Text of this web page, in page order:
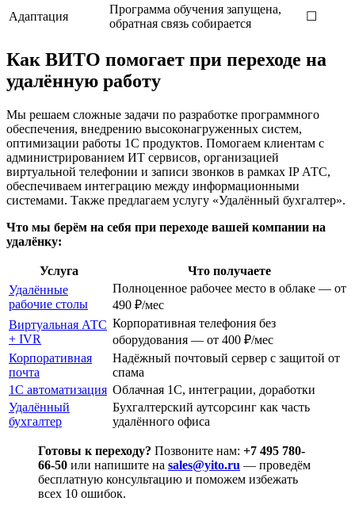
Адаптация
Программа обучения запущена,
обратная связь собирается
☐
Как ВИТО помогает при переходе на
удалённую работу
Мы решаем сложные задачи по разработке программного
обеспечения, внедрению высоконагруженных систем,
оптимизации работы 1С продуктов. Помогаем клиентам с
администрированием ИТ сервисов, организацией
виртуальной телефонии и записи звонков в рамках IP АТС,
обеспечиваем интеграцию между информационными
системами. Также предлагаем услугу «Удалённый бухгалтер».
Что мы берём на себя при переходе вашей компании на
удалёнку:
Услуга
Что получаете
Удалённые
рабочие столы
Полноценное рабочее место в облаке — от
490 ₽/мес
Виртуальная АТС
+ IVR
Корпоративная телефония без
оборудования — от 400 ₽/мес
Корпоративная
почта
Надёжный почтовый сервер с защитой от
спама
1С автоматизация Облачная 1С, интеграции, доработки
Удалённый
бухгалтер
Бухгалтерский аутсорсинг как часть
удалённого офиса
Готовы к переходу? Позвоните нам: +7 495 780-
66-50 или напишите на sales@yito.ru — проведём
бесплатную консультацию и поможем избежать
всех 10 ошибок.